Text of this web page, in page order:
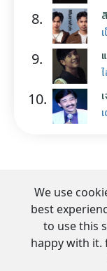
8.
9.
10.
We use
best
to use this
happy with it.